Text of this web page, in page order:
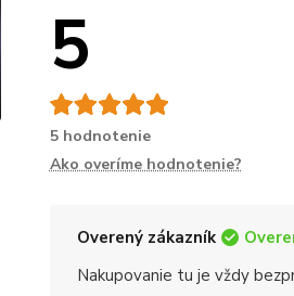
5
5 hodnotenie
Ako overíme hodnotenie?
Overený zákazník
Nakupovanie tu je vždy